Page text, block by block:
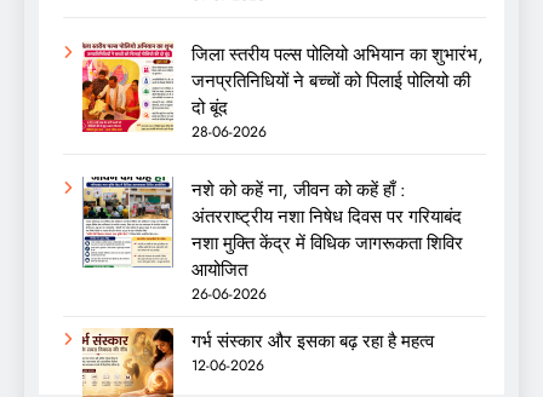
जिला स्तरीय पल्स पोलियो अभियान का शुभारंभ,
जनप्रतिनिधियों ने बच्चों को पिलाई पोलियो की
दो बूंद
28-06-2026
नशे को कहें ना, जीवन को कहें हाँ :
अंतरराष्ट्रीय नशा निषेध दिवस पर गरियाबंद
नशा मुक्ति केंद्र में विधिक जागरूकता शिविर
आयोजित
26-06-2026
गर्भ संस्कार और इसका बढ़ रहा है महत्व
12-06-2026